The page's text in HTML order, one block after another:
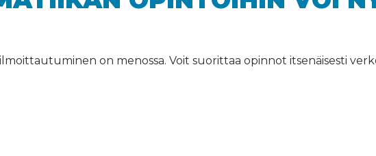
on menossa. Voit suorittaa opinnot itsenäisesti